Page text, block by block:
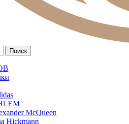
McQueen
Hickmann